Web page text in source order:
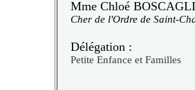
Mme Chloé
Cher de l'Ordre de Saint-
Délégation :
Petite Enfance et Familles